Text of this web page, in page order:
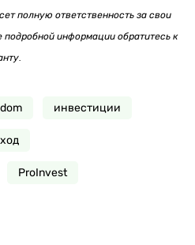
полную ответственность за свои
информации обратитесь к
инвестиции
ProInvest